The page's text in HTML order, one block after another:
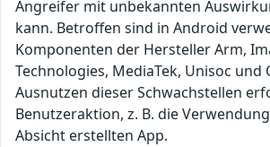
Angreifer mit unbekannten
kann. Betroffen sind in Android
Komponenten der Hersteller Arm,
Technologies, MediaTek, Unisoc und
Ausnutzen dieser Schwachstellen
Benutzeraktion, z. B. die
Absicht erstellten App.